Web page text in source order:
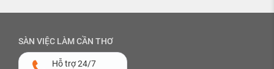
SÀN VIỆC LÀM CẦN THƠ
Hỗ trợ 24/7